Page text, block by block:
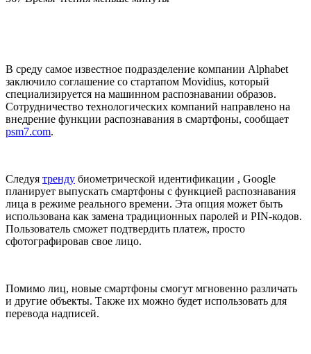
В среду самое известное подразделение компании Alphabet
заключило соглашение со стартапом Movidius, который
специализируется на машинном распознавании образов.
Сотрудничество технологических компаний направлено на
внедрение функции распознавания в смартфоны, сообщает
psm7.com.
Следуя тренду биометрической идентификации , Google
планирует выпускать смартфоны с функцией распознавания
лица в режиме реального времени. Эта опция может быть
использована как замена традиционных паролей и PIN-кодов.
Пользователь сможет подтвердить платеж, просто
сфотографировав свое лицо.
Помимо лиц, новые смартфоны смогут мгновенно различать
и другие объекты. Также их можно будет использовать для
перевода надписей.